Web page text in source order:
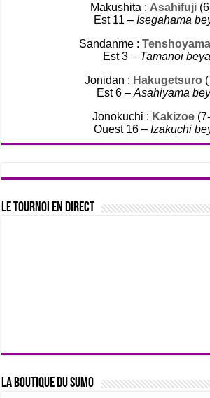
Makushita : Asahifuji
Est 11 –Isegahama
Sandanme :Tenshoyama
Est 3 – Tamanoi beya
Jonidan : Hakugetsuro
Est 6 – Asahiyama
Jonokuchi : Kakizoe
Ouest 16 –Izakuchi
Le tournoi en direct
La boutique du sumo